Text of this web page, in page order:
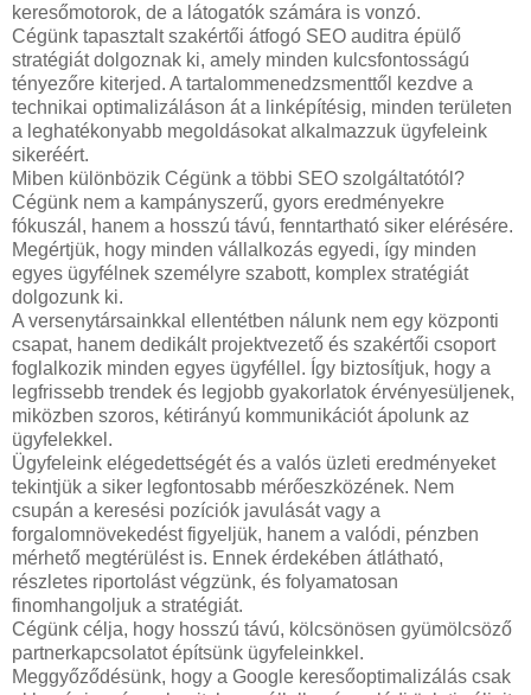
keresőmotorok, de a látogatók számára is vonzó.
Cégünk tapasztalt szakértői átfogó SEO auditra épülő
stratégiát dolgoznak ki, amely minden kulcsfontosságú
tényezőre kiterjed. A tartalommenedzsmenttől kezdve a
technikai optimalizáláson át a linképítésig, minden területen
a leghatékonyabb megoldásokat alkalmazzuk ügyfeleink
sikeréért.
Miben különbözik Cégünk a többi SEO szolgáltatótól?
Cégünk nem a kampányszerű, gyors eredményekre
fókuszál, hanem a hosszú távú, fenntartható siker elérésére.
Megértjük, hogy minden vállalkozás egyedi, így minden
egyes ügyfélnek személyre szabott, komplex stratégiát
dolgozunk ki.
A versenytársainkkal ellentétben nálunk nem egy központi
csapat, hanem dedikált projektvezető és szakértői csoport
foglalkozik minden egyes ügyféllel. Így biztosítjuk, hogy a
legfrissebb trendek és legjobb gyakorlatok érvényesüljenek,
miközben szoros, kétirányú kommunikációt ápolunk az
ügyfelekkel.
Ügyfeleink elégedettségét és a valós üzleti eredményeket
tekintjük a siker legfontosabb mérőeszközének. Nem
csupán a keresési pozíciók javulását vagy a
forgalomnövekedést figyeljük, hanem a valódi, pénzben
mérhető megtérülést is. Ennek érdekében átlátható,
részletes riportolást végzünk, és folyamatosan
finomhangoljuk a stratégiát.
Cégünk célja, hogy hosszú távú, kölcsönösen gyümölcsöző
partnerkapcsolatot építsünk ügyfeleinkkel.
Meggyőződésünk, hogy a Google keresőoptimalizálás csak